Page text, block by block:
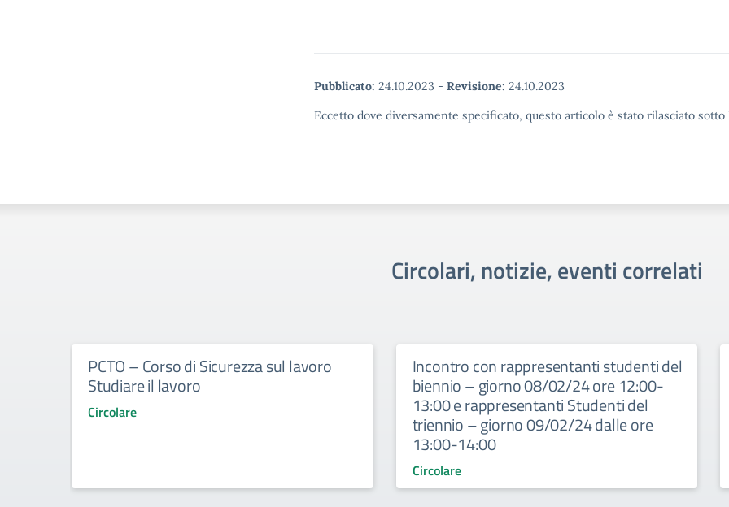
Pubblicato: 24.10.2023 - Revisione: 24.10.2023
Eccetto dove diversamente specificato, questo articolo è stato rilasciato
Circolari, notizie, eventi correlati
PCTO – Corso di Sicurezza sul lavoro
Studiare il lavoro
Circolare
Incontro con rappresentanti studenti del
biennio – giorno 08/02/24 ore 12:00-
13:00 e rappresentanti Studenti del
triennio – giorno 09/02/24 dalle ore
13:00-14:00
Circolare